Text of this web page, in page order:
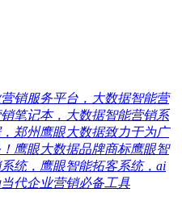
销服务平台，大数据智能营
笔记本，大数据智能营销系
郑州鹰眼大数据致力于为广
鹰眼大数据品牌商标鹰眼智
统，鹰眼智能拓客系统，ai
代企业营销必备工具